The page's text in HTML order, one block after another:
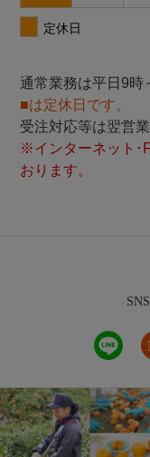
通常業務は平日9時
■は定休日です。
受注対応等は翌営
※インターネット･
おります。